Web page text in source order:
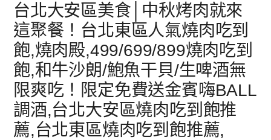
台北大安區美食│中秋烤肉就來
這聚餐！台北東區人氣燒肉吃到
飽,燒肉殿,499/699/899燒肉吃到
飽,和牛沙朗/鮑魚干貝/生啤酒無
限爽吃！限定免費送金賓嗨BALL
調酒,台北大安區燒肉吃到飽推
薦,台北東區燒肉吃到飽推薦,